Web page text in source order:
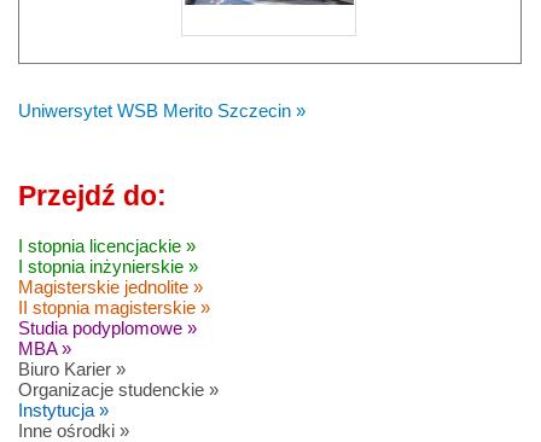
Uniwersytet WSB Merito Szczecin »
Przejdź do:
I stopnia licencjackie »
I stopnia inżynierskie »
Magisterskie jednolite »
II stopnia magisterskie »
Studia podyplomowe »
MBA »
Biuro Karier »
Organizacje studenckie »
Instytucja »
Inne ośrodki »